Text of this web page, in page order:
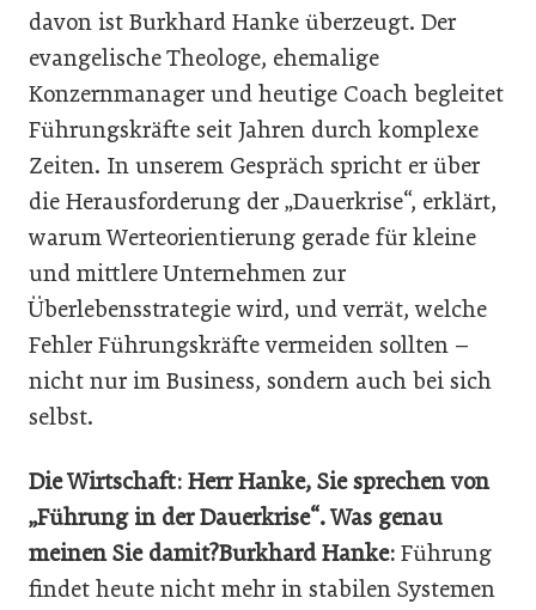
davon ist Burkhard Hanke überzeugt. Der
evangelische Theologe, ehemalige
Konzernmanager und heutige Coach begleitet
Führungskräfte seit Jahren durch komplexe
Zeiten. In unserem Gespräch spricht er über
die Herausforderung der „Dauerkrise“, erklärt,
warum Werteorientierung gerade für kleine
und mittlere Unternehmen zur
Überlebensstrategie wird, und verrät, welche
Fehler Führungskräfte vermeiden sollten –
nicht nur im Business, sondern auch bei sich
selbst.
Die Wirtschaft: Herr Hanke, Sie sprechen von
„Führung in der Dauerkrise“. Was genau
meinen Sie damit?Burkhard Hanke: Führung
findet heute nicht mehr in stabilen Systemen